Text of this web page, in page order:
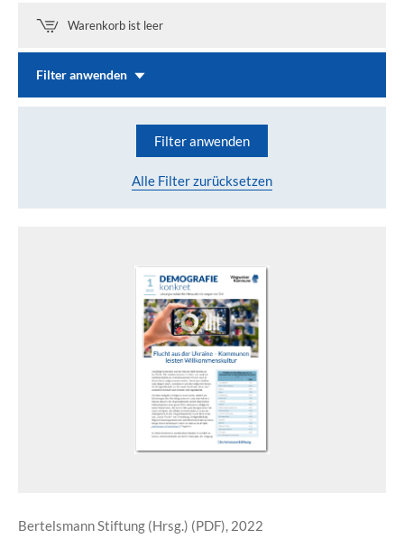
Warenkorb ist leer
Filter anwenden
Filter anwenden
Alle Filter zurücksetzen
Bertelsmann Stiftung (Hrsg.) (PDF), 2022